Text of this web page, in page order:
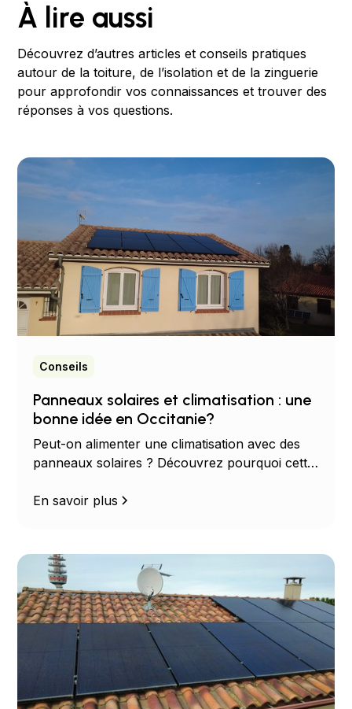
À lire aussi
Découvrez d’autres articles et conseils pratiques
autour de la toiture, de l’isolation et de la zinguerie
pour approfondir vos connaissances et trouver des
réponses à vos questions.
Conseils
Panneaux solaires et climatisation : une
bonne idée en Occitanie?
Peut-on alimenter une climatisation avec des
panneaux solaires ? Découvrez pourquoi cette
facture d'électricité en Occitanie.
En savoir plus